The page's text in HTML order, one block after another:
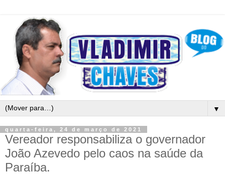
▼
quarta-feira, 24 de março de 2021
Vereador responsabiliza o governador
João Azevedo pelo caos na saúde da
Paraíba.